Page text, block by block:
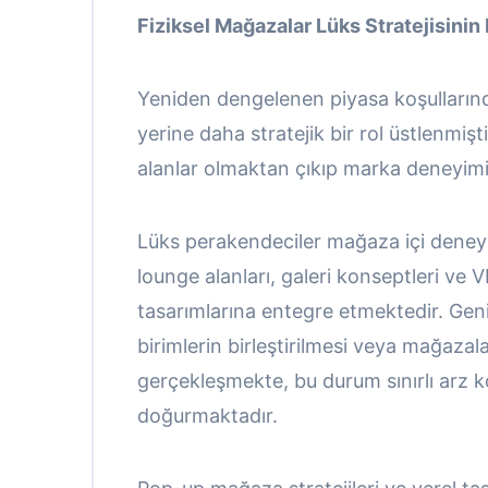
Fiziksel Mağazalar Lüks Stratejisinin
Yeniden dengelenen piyasa
yerine daha stratejik bir rol
alanlar olmaktan çıkıp marka
Lüks perakendeciler mağaza içi
lounge alanları, galeri konseptleri ve
tasarımlarına entegre etmektedir.
birimlerin birleştirilmesi veya
gerçekleşmekte, bu durum sınırlı arz
doğurmaktadır.